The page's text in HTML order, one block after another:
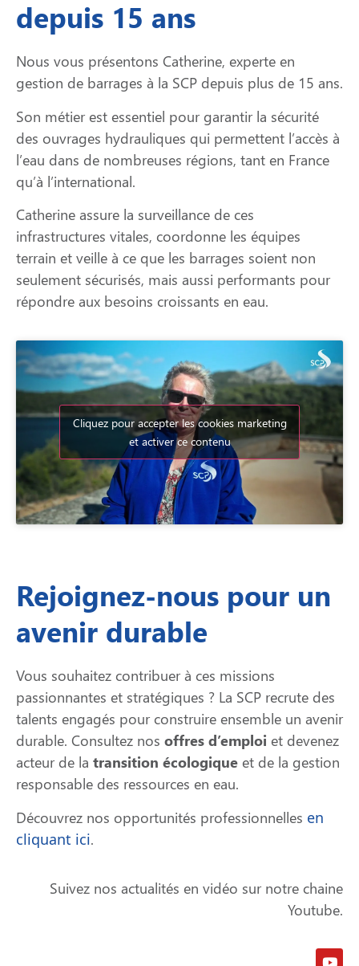
depuis 15 ans
Nous vous présentons Catherine, experte en
gestion de barrages à la SCP depuis plus de 15 ans.
Son métier est essentiel pour garantir la sécurité
des ouvrages hydrauliques qui permettent l’accès à
l’eau dans de nombreuses régions, tant en France
qu’à l’international.
Catherine assure la surveillance de ces
infrastructures vitales, coordonne les équipes
terrain et veille à ce que les barrages soient non
seulement sécurisés, mais aussi performants pour
répondre aux besoins croissants en eau.
Cliquez pour accepter les cookies marketing
et activer ce contenu
Rejoignez-nous pour un
avenir durable
Vous souhaitez contribuer à ces missions
passionnantes et stratégiques ? La SCP recrute des
talents engagés pour construire ensemble un avenir
durable. Consultez nos offres d’emploi et devenez
acteur de la transition écologique et de la gestion
responsable des ressources en eau.
Découvrez nos opportunités professionnelles en
cliquant ici.
Suivez nos actualités en vidéo sur notre chaine
Youtube.